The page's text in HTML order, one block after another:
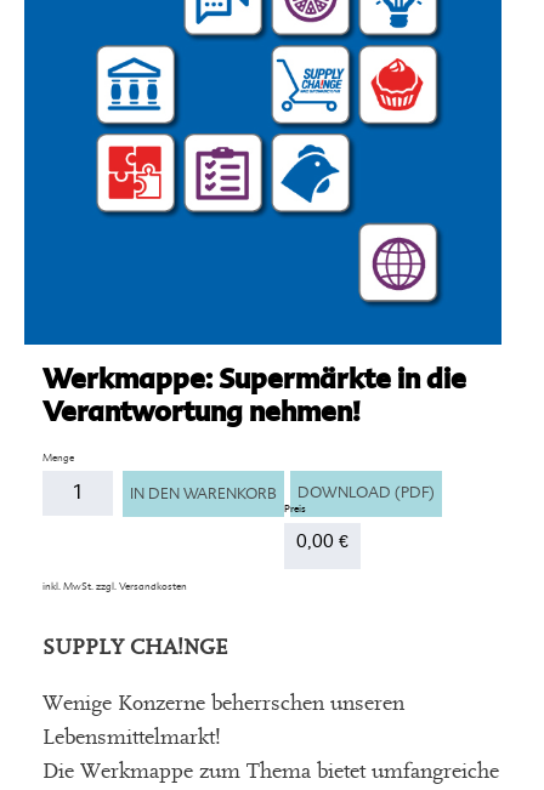
Werkmappe: Supermärkte in die
Verantwortung nehmen!
Anzahl
IN DEN WARENKORB DOWNLOAD (PDF)
0,00 €
inkl. MwSt. zzgl. Versandkosten
SUPPLY CHA!NGE
Wenige Konzerne beherrschen unseren
Lebensmittelmarkt!
Die Werkmappe zum Thema bietet umfangreiche